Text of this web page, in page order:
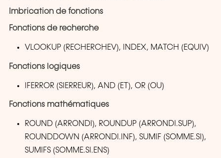
Imbrication de fonctions
Fonctions de recherche
VLOOKUP (RECHERCHEV), INDEX, MATCH (EQUIV)
Fonctions logiques
IFERROR (SIERREUR), AND (ET), OR (OU)
Fonctions mathématiques
ROUND (ARRONDI), ROUNDUP (ARRONDI.SUP),
ROUNDDOWN (ARRONDI.INF), SUMIF (SOMME.SI),
SUMIFS (SOMME.SI.ENS)